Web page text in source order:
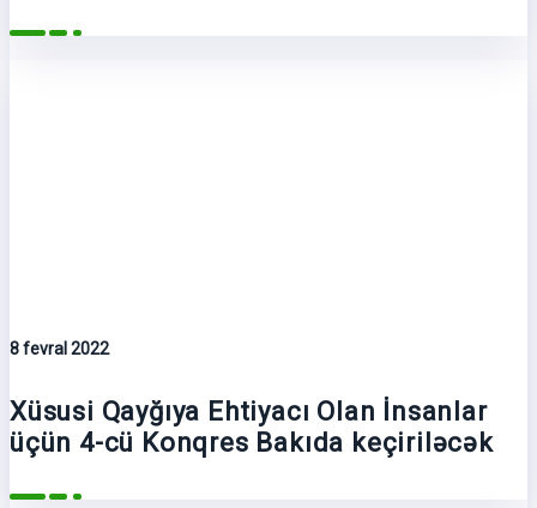
8 fevral 2022
Xüsusi Qayğıya Ehtiyacı Olan İnsanlar
üçün 4-cü Konqres Bakıda keçiriləcək